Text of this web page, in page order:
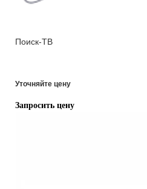
Поиск-ТВ
Уточняйте цену
Запросить цену